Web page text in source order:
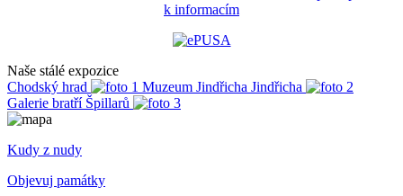
k informacím
Naše stálé expozice
Chodský hrad
Muzeum Jindřicha Jindřicha
Galerie bratří Špillarů
Kudy z nudy
Objevuj památky